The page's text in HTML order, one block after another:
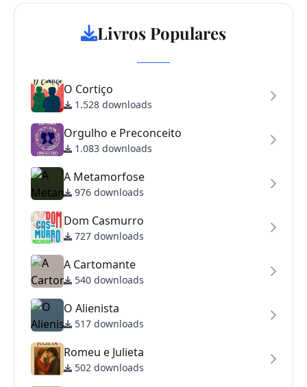
Livros Populares
O Cortiço
1.528 downloads
Orgulho e Preconceito
1.083 downloads
A Metamorfose
976 downloads
Dom Casmurro
727 downloads
A Cartomante
540 downloads
O Alienista
517 downloads
Romeu e Julieta
502 downloads